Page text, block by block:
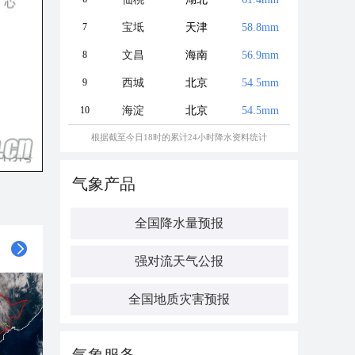
7 宝坻 天津 58.8mm
8 文昌 海南 56.9mm
9 西城 北京 54.5mm
10 海淀 北京 54.5mm
根据截至今日18时的累计24小时降水资料统计
气象产品
全国降水量预报
强对流天气公报
全国地质灾害预报